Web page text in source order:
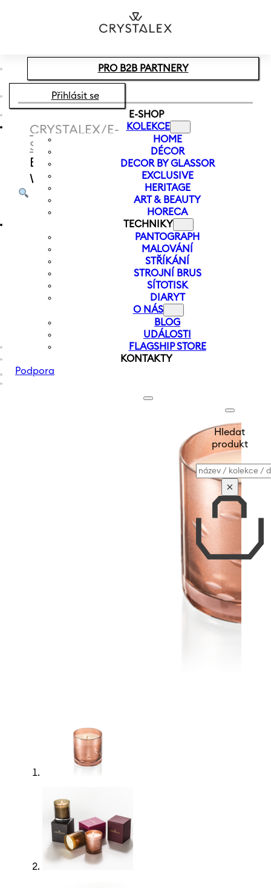
Přeskočit na zápatí
PRO B2B PARTNERY
Přihlásit se
E-SHOP
KOLEKCE
HOME
DÉCOR
DECOR BY GLASSOR
EXCLUSIVE
HERITAGE
ART & BEAUTY
HORECA
TECHNIKY
PANTOGRAPH
MALOVÁNÍ
STŘÍKÁNÍ
STROJNÍ BRUS
SÍTOTISK
DIARYT
O NÁS
BLOG
UDÁLOSTI
FLAGSHIP STORE
KONTAKTY
Podpora
Hledat
produkt
Vyhledávání
×
CRYSTALEX/ E-
SHOP
SVÍČKA V
BROUŠENÉM SKLE | PRETTY
WOMAN